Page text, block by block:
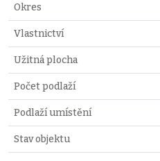
Okres
Vlastnictví
Užitná plocha
Počet podlaží
Podlaží umístění
Stav objektu